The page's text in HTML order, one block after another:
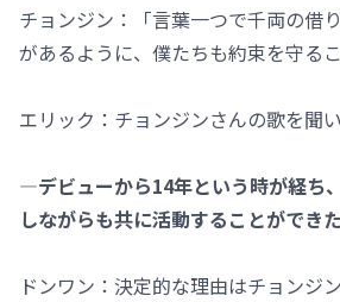
チョンジン：「言葉一つで千両の借
があるように、僕たちも約束を守
エリック：チョンジンさんの歌を聞
―デビューから14年という時が経ち
しながらも共に活動することができた
ドンワン：決定的な理由はチョンジ